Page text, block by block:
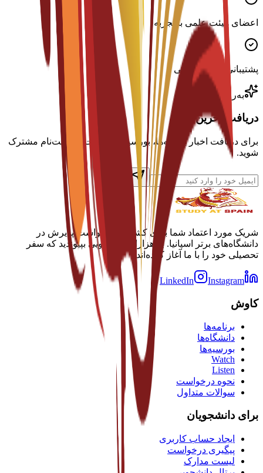
اعضای هیئت علمی با تجربه
پشتیبانی توسعه شغلی
به‌روز باشید
دریافت آخرین اخبار
برای دریافت اخبار برنامه‌ها، بورسیه‌ها و مهلت‌های ثبت‌نام مشترک
شوید.
شریک مورد اعتماد شما برای کشف و درخواست پذیرش در
دانشگاه‌های برتر اسپانیا. به هزاران دانشجویی بپیوندید که سفر
تحصیلی خود را با ما آغاز کرده‌اند.
LinkedIn Instagram
کاوش
برنامه‌ها
دانشگاه‌ها
بورسیه‌ها
Watch
Listen
نحوه درخواست
سوالات متداول
برای دانشجویان
ایجاد حساب کاربری
پیگیری درخواست
لیست مدارک